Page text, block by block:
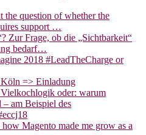
question of whether the
support …
Zur Frage, ob die „Sichtbarkeit“
bedarf…
2018 #LeadTheCharge or
Köln => Einladung
oder: warum
am Beispiel des
Magento made me grow as a